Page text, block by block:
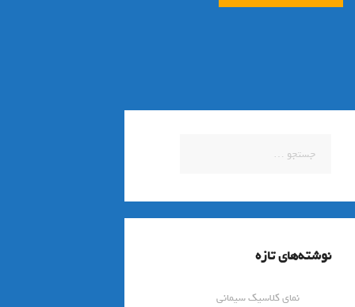
برای:
نوشته‌های تازه
نمای کلاسیک سیمانی